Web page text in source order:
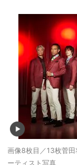
画像8枚目／13枚菅
ーティスト写真